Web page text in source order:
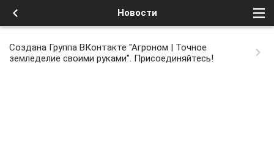
Новости
Создана Группа ВКонтакте "Агроном | Точное
земледелие своими руками". Присоединяйтесь!